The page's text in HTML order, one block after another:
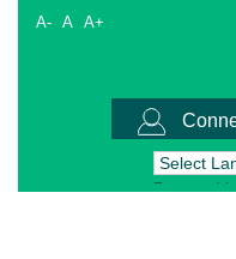
A- A A+
Powered